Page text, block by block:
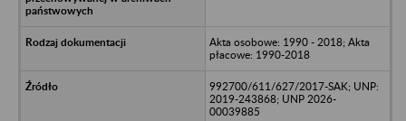
Akta osobowe: 1990 - 2018; Akta
płacowe: 1990-2018
992700/611/627/2017-SAK; UNP:
2019-243868; UNP 2026-
00039885